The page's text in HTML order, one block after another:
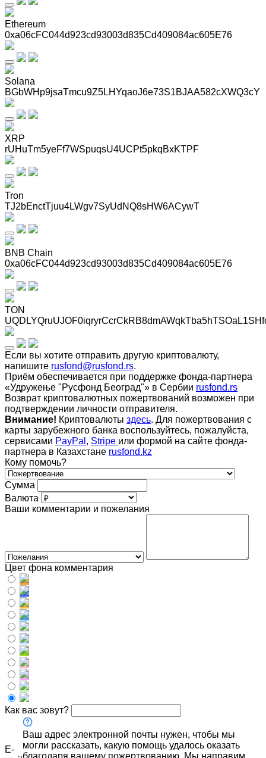
Ethereum
0xa06cFC044d923cd93003d835Cd409084ac605E76
Solana
BGbWHp9jsaTmcu9Z5LHYqaoJ6e73S1BJAA582cXWQ3cY
XRP
rUHuTm5yeFf7WSpuqsU4UCPt5pkqBxKTPF
Tron
TJ2bEnctTjuu4LWgv7SyUdNQ8sHW6ACywT
BNB Chain
0xa06cFC044d923cd93003d835Cd409084ac605E76
TON
Если вы хотите отправить другую криптовалюту,
напишите rusfond@rusfond.rs.
Приём обеспечивается при поддержке фонда-партнера
«Удружење "Русфонд Београд"» в Сербии rusfond.rs
Возврат криптовалютных пожертвований возможен при
подтверждении личности отправителя.
Внимание! Криптовалюты здесь. Для пожертвования с
карты зарубежного банка воспользуйтесь, пожалуйста,
сервисами PayPal , Stripe или формой на сайте фонда-
партнера в Казахстане rusfond.kz
Кому помочь?
Сумма
Валюта
Ваши комментарии и пожелания
Цвет фона комментария
Как вас зовут?
E-
Ваш адрес электронной почты нужен, чтобы мы
могли рассказать, какую помощь удалось оказать
благодаря вашему пожертвованию. Мы направим